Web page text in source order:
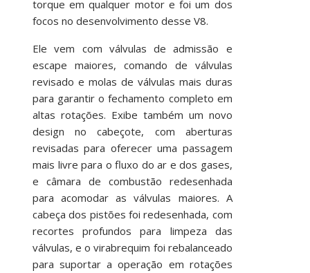
torque em qualquer motor e foi um dos
focos no desenvolvimento desse V8.
Ele vem com válvulas de admissão e
escape maiores, comando de válvulas
revisado e molas de válvulas mais duras
para garantir o fechamento completo em
altas rotações. Exibe também um novo
design no cabeçote, com aberturas
revisadas para oferecer uma passagem
mais livre para o fluxo do ar e dos gases,
e câmara de combustão redesenhada
para acomodar as válvulas maiores. A
cabeça dos pistões foi redesenhada, com
recortes profundos para limpeza das
válvulas, e o virabrequim foi rebalanceado
para suportar a operação em rotações